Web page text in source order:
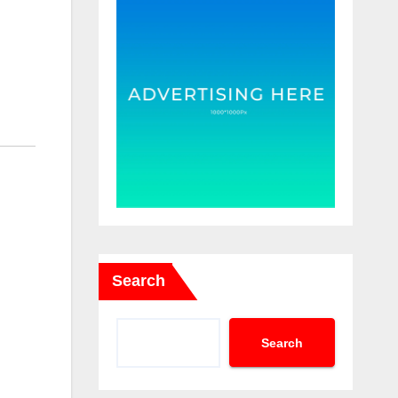
Search
Search